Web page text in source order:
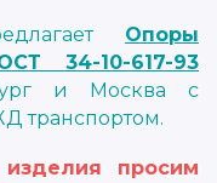
Опоры
34-10-617-93
и Москва с
транспортом.
просим